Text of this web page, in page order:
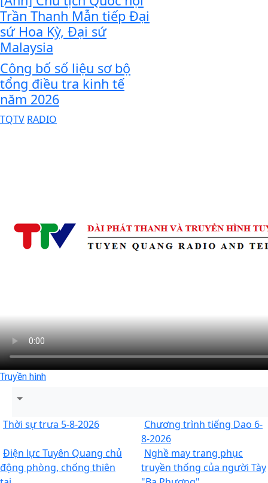
Trần Thanh Mẫn tiếp Đại
sứ Hoa Kỳ, Đại sứ
Malaysia
Công bố số liệu sơ bộ
tổng điều tra kinh tế
năm 2026
TQTV RADIO
Truyền hình
Thời sự trưa 5-8-2026
Chương trình tiếng Dao 6-
8-2026
Điện lực Tuyên Quang chủ
động phòng, chống thiên
Nghề may trang phục
truyền thống của người Tày